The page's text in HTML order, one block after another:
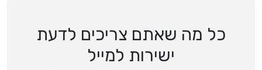
כל מה שאתם צריכים לדעת
ישירות למייל